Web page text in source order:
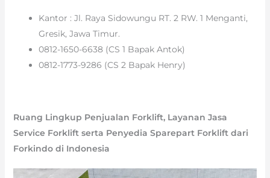
Kantor : Jl. Raya Sidowungu RT. 2 RW. 1 Menganti,
Gresik, Jawa Timur.
0812-1650-6638 (CS 1 Bapak Antok)
0812-1773-9286 (CS 2 Bapak Henry)
Ruang Lingkup Penjualan Forklift, Layanan Jasa
Service Forklift serta Penyedia Sparepart Forklift dari
Forkindo di Indonesia